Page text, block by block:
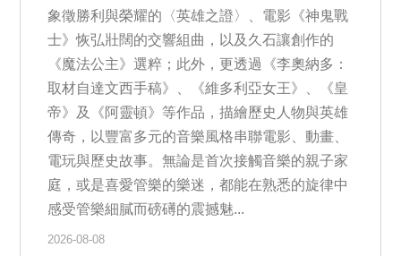
象徵勝利與榮耀的〈英雄之證〉、電影《神鬼戰
士》恢弘壯闊的交響組曲，以及久石讓創作的
《魔法公主》選粹；此外，更透過《李奧納多：
取材自達文西手稿》、《維多利亞女王》、《皇
帝》及《阿靈頓》等作品，描繪歷史人物與英雄
傳奇，以豐富多元的音樂風格串聯電影、動畫、
電玩與歷史故事。無論是首次接觸音樂的親子家
庭，或是喜愛管樂的樂迷，都能在熟悉的旋律中
感受管樂細膩而磅礡的震撼魅...
2026-08-08